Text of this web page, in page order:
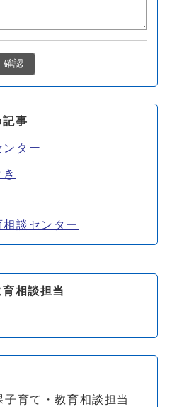
確認
記事
ンター
談センター
相談担当
育て・教育相談担当